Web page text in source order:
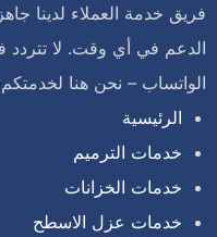
فريق خدمة العملاء لدينا
الدعم في أي وقت. لا تتردد
الواتساب – نحن هنا لخدمتكم
الرئيسية
خدمات الترميم
خدمات الخزانات
خدمات عزل الاسطح